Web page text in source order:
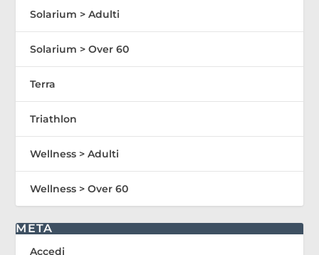
Solarium > Adulti
Solarium > Over 60
Terra
Triathlon
Wellness > Adulti
Wellness > Over 60
META
Accedi